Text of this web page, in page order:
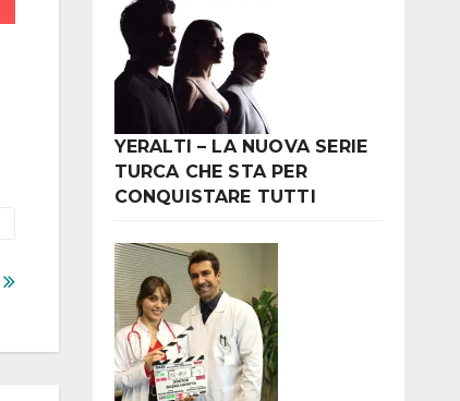
YERALTI – LA NUOVA SERIE
TURCA CHE STA PER
CONQUISTARE TUTTI